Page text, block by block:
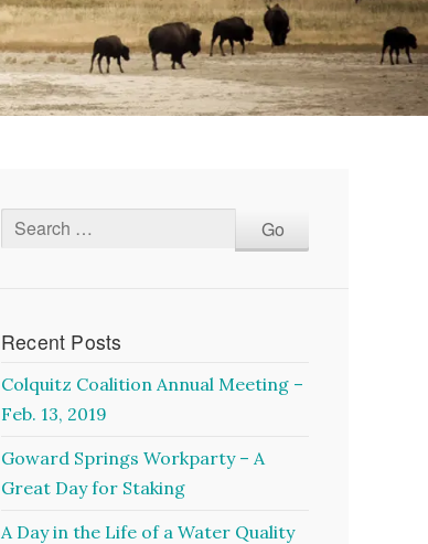
Recent Posts
Colquitz Coalition Annual Meeting –
Feb. 13, 2019
Goward Springs Workparty – A
Great Day for Staking
A Day in the Life of a Water Quality